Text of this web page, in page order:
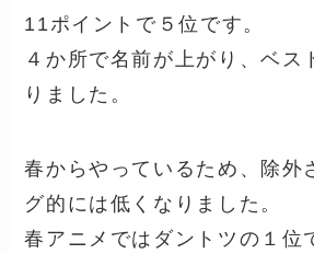
11ポイントで５位です。
４か所で名前が上がり、ベス
りました。
春からやっているため、除外
グ的には低くなりました。
春アニメではダントツの１位